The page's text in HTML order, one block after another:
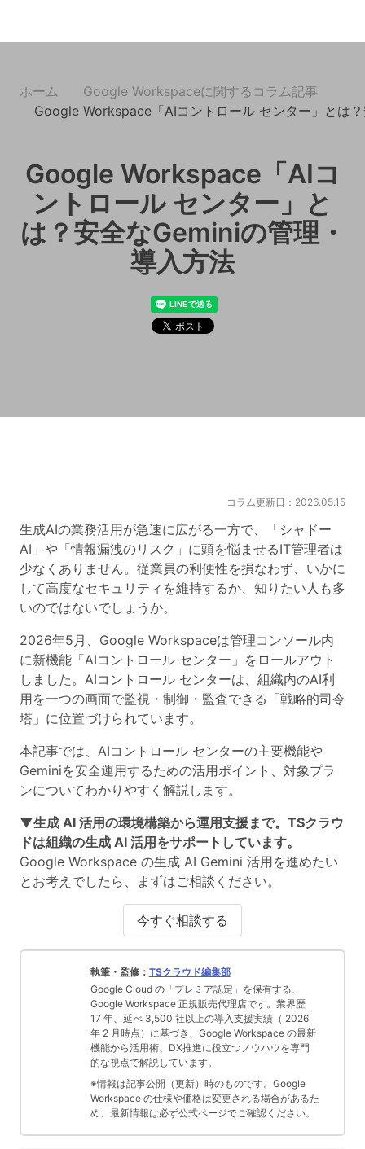
ホーム
Google Workspaceに関するコラム記事
Google Workspace「AIコントロール センター」とは
Google Workspace「AIコ
ントロール センター」と
は？安全なGeminiの管理・
導入方法
コラム更新日：2026.05.15
生成AIの業務活用が急速に広がる一方で、「シャドー
AI」や「情報漏洩のリスク」に頭を悩ませるIT管理者は
少なくありません。従業員の利便性を損なわず、いかに
して高度なセキュリティを維持するか、知りたい人も多
いのではないでしょうか。
2026年5月、Google Workspaceは管理コンソール内
に新機能「AIコントロール センター」をロールアウト
しました。AIコントロール センターは、組織内のAI利
用を一つの画面で監視・制御・監査できる「戦略的司令
塔」に位置づけられています。
本記事では、AIコントロール センターの主要機能や
Geminiを安全運用するための活用ポイント、対象プラ
ンについてわかりやすく解説します。
▼生成 AI 活用の環境構築から運用支援まで。TSクラウ
ドは組織の生成 AI 活用をサポートしています。
Google Workspace の生成 AI Gemini 活用を進めたい
とお考えでしたら、まずはご相談ください。
今すぐ相談する
執筆・監修： TSクラウド編集部
Google Cloud の「プレミア認定」を保有する、
Google Workspace 正規販売代理店です。業界歴
17 年、延べ 3,500 社以上の導入支援実績（ 2026
年 2 月時点）に基づき、Google Workspace の最新
機能から活用術、DX推進に役立つノウハウを専門
的な視点で解説しています。
※情報は記事公開（更新）時のものです。Google
Workspace の仕様や価格は変更される場合があるた
め、最新情報は必ず公式ページでご確認ください。